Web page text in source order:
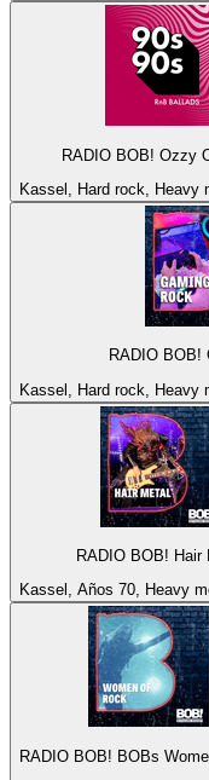
RADIO BOB! Ozzy
Kassel, Hard rock, Heavy
RADIO BOB!
Kassel, Hard rock, Heavy
RADIO BOB! Hair
Kassel, Años 70, Heavy
RADIO BOB! BOBs